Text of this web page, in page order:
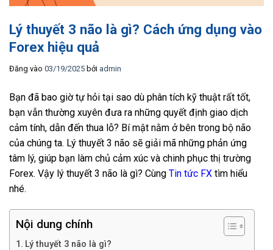
Lý thuyết 3 não là gì? Cách ứng dụng vào
Forex hiệu quả
Đăng vào 03/19/2025 bởi admin
Bạn đã bao giờ tự hỏi tại sao dù phân tích kỹ thuật rất tốt,
bạn vẫn thường xuyên đưa ra những quyết định giao dịch
cảm tính, dẫn đến thua lỗ? Bí mật nằm ở bên trong bộ não
của chúng ta. Lý thuyết 3 não sẽ giải mã những phản ứng
tâm lý, giúp bạn làm chủ cảm xúc và chinh phục thị trường
Forex. Vậy lý thuyết 3 não là gì? Cùng Tin tức FX tìm hiểu
nhé.
Nội dung chính
Lý thuyết 3 não là gì?